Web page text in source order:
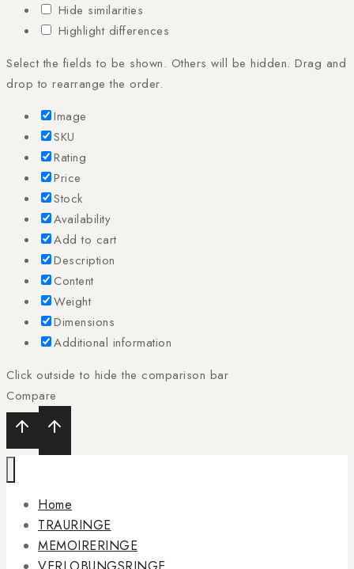
Hide similarities
Highlight differences
Select the fields to be shown. Others will be hidden. Drag and
drop to rearrange the order.
Image
SKU
Rating
Price
Stock
Availability
Add to cart
Description
Content
Weight
Dimensions
Additional information
Click outside to hide the comparison bar
Compare
Home
TRAURINGE
MEMOIRERINGE